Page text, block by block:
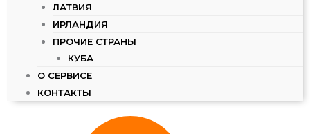
ЛАТВИЯ
ИРЛАНДИЯ
ПРОЧИЕ СТРАНЫ
КУБА
О СЕРВИСЕ
КОНТАКТЫ